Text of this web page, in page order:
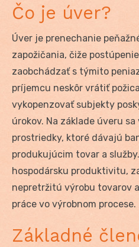
Čo je úver?
Úver je prenechanie
zapožičania, čiže
zaobchádzať s týmito
príjemcu neskôr vrátiť
vykopenzovať subjekty
úrokov. Na základe úveru
prostriedky, ktoré dávajú
produkujúcim tovar a
hospodársku produktivitu,
nepretržitú výrobu tovarov
práce vo výrobnom procese.
Základné